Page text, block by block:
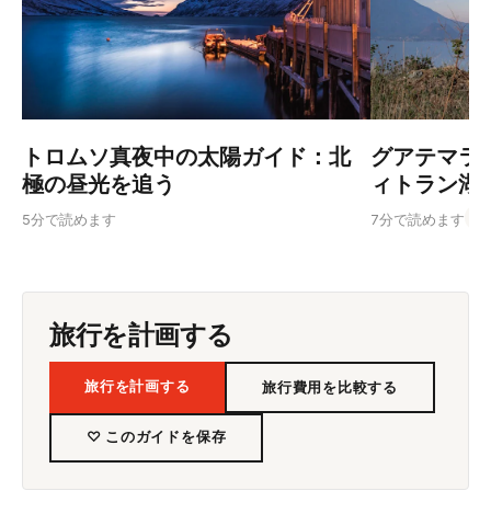
トロムソ真夜中の太陽ガイド：北
極の昼光を追う
5分で読めます
グアテマラ
ィトラン湖
7分で読めます
旅行を計画する
旅行を計画する 旅行費用を比較する
♡ このガイドを保存